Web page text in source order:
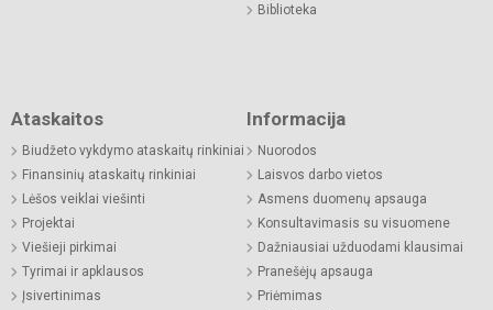
Biblioteka
Ataskaitos
Biudžeto vykdymo ataskaitų rinkiniai
Finansinių ataskaitų rinkiniai
Lėšos veiklai viešinti
Projektai
Viešieji pirkimai
Tyrimai ir apklausos
Įsivertinimas
Informacija
Nuorodos
Laisvos darbo vietos
Asmens duomenų apsauga
Konsultavimasis su visuomene
Dažniausiai užduodami klausimai
Pranešėjų apsauga
Priėmimas